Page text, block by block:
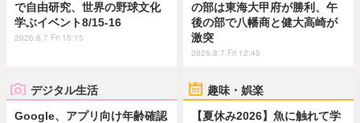
で自由研究、世界の野球文化
学ぶイベント8/15-16
2026.8.7 Fri 15:15
の部は東海大甲府が勝利、午
後の部で八幡商と健大高崎が
激突
2026.8.7 Fri 12:45
デジタル生活
Google、アプリ向け年齢確認
趣味・娯楽
【夏休み2026】魚に触れて学